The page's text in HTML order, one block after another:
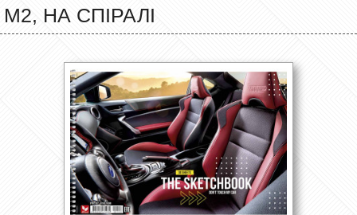
М2, НА СПІРАЛІ